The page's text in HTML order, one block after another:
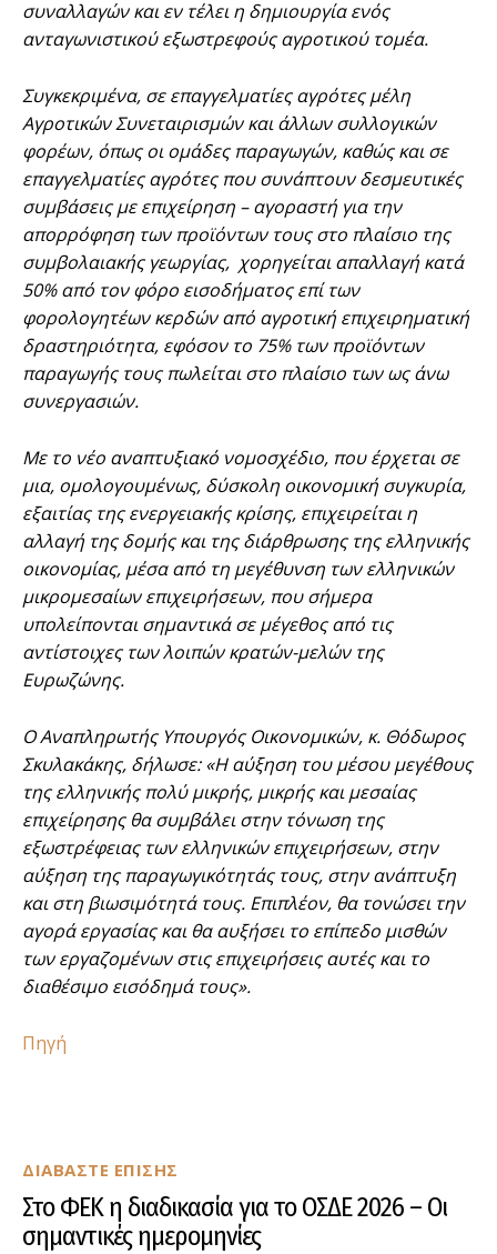
ΔΙΑΒΑΣΤΕ ΕΠΙΣΗΣ
Στο ΦΕΚ η διαδικασία για το ΟΣΔΕ 2026 – Οι
σημαντικές ημερομηνίες
συναλλαγών και εν τέλει η δημιουργία ενός
ανταγωνιστικού εξωστρεφούς αγροτικού τομέα.
Συγκεκριμένα, σε επαγγελματίες αγρότες μέλη
Αγροτικών Συνεταιρισμών και άλλων συλλογικών
φορέων, όπως οι ομάδες παραγωγών, καθώς και σε
επαγγελματίες αγρότες που συνάπτουν δεσμευτικές
συμβάσεις με επιχείρηση – αγοραστή για την
απορρόφηση των προϊόντων τους στο πλαίσιο της
συμβολαιακής γεωργίας, χορηγείται απαλλαγή κατά
50% από τον φόρο εισοδήματος επί των
φορολογητέων κερδών από αγροτική επιχειρηματική
δραστηριότητα, εφόσον το 75% των προϊόντων
παραγωγής τους πωλείται στο πλαίσιο των ως άνω
συνεργασιών.
Με το νέο αναπτυξιακό νομοσχέδιο, που έρχεται σε
μια, ομολογουμένως, δύσκολη οικονομική συγκυρία,
εξαιτίας της ενεργειακής κρίσης, επιχειρείται η
αλλαγή της δομής και της διάρθρωσης της ελληνικής
οικονομίας, μέσα από τη μεγέθυνση των ελληνικών
μικρομεσαίων επιχειρήσεων, που σήμερα
υπολείπονται σημαντικά σε μέγεθος από τις
αντίστοιχες των λοιπών κρατών-μελών της
Ευρωζώνης.
Ο Αναπληρωτής Υπουργός Οικονομικών, κ. Θόδωρος
Σκυλακάκης, δήλωσε: «Η αύξηση του μέσου μεγέθους
της ελληνικής πολύ μικρής, μικρής και μεσαίας
επιχείρησης θα συμβάλει στην τόνωση της
εξωστρέφειας των ελληνικών επιχειρήσεων, στην
αύξηση της παραγωγικότητάς τους, στην ανάπτυξη
και στη βιωσιμότητά τους. Επιπλέον, θα τονώσει την
αγορά εργασίας και θα αυξήσει το επίπεδο μισθών
των εργαζομένων στις επιχειρήσεις αυτές και το
διαθέσιμο εισόδημά τους».
Πηγή